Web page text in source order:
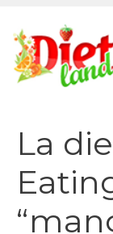
contenuto
La